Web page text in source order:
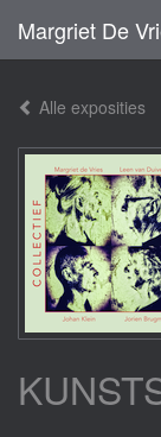
Alle exposities